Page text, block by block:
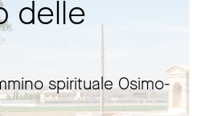
delle
spirituale Osimo-